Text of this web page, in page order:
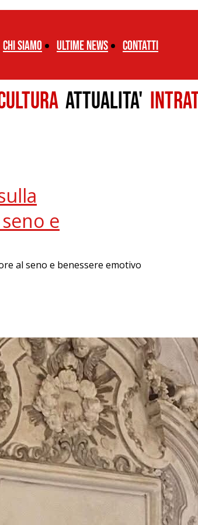
chi siamo ultime news CONTATTI
ATTUALITA'
e
al seno e benessere emotivo